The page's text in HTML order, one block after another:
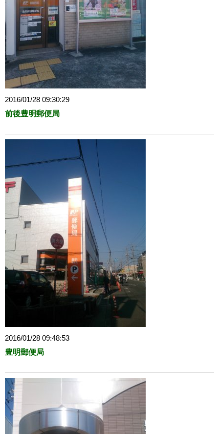
2016/01/28 09:30:29
前後豊明郵便局
2016/01/28 09:48:53
豊明郵便局